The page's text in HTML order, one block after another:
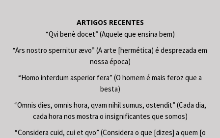
ARTIGOS RECENTES
“Qvi benè docet” (Aquele que ensina bem)
“Ars nostro spernitur ævo” (A arte [hermética) é desprezada em
nossa época)
“Homo interdum asperior fera” (O homem é mais feroz que a
besta)
“Omnis dies, omnis hora, qvam nihil sumus, ostendit” (Cada dia,
cada hora nos mostra o insignificantes que somos)
“Considera cuid, cui et qvo” (Considera o que [dizes] a quem [o